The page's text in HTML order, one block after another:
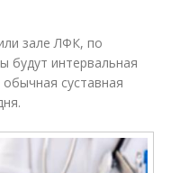
зале ЛФК, по
будут интервальная
суставная